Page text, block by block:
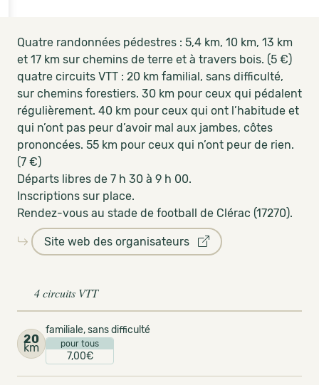
Quatre randonnées pédestres : 5,4 km, 10 km, 13 km
et 17 km sur chemins de terre et à travers bois. (5 €)
quatre circuits VTT : 20 km familial, sans difficulté,
sur chemins forestiers. 30 km pour ceux qui pédalent
régulièrement. 40 km pour ceux qui ont l’habitude et
qui n’ont pas peur d’avoir mal aux jambes, côtes
prononcées. 55 km pour ceux qui n’ont peur de rien.
(7 €)
Départs libres de 7 h 30 à 9 h 00.
Inscriptions sur place.
Rendez-vous au stade de football de Clérac (17270).
Site web des organisateurs
4 circuits VTT
20
km
familiale, sans difficulté
pour tous
7,00€